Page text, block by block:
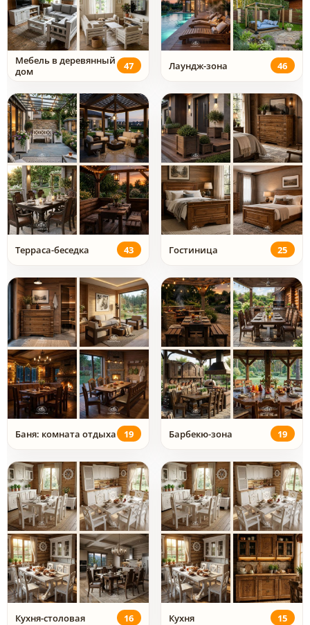
Мебель в деревянный
дом
47 Лаундж-зона 46
Терраса-беседка 43 Гостиница 25
Баня: комната отдыха 19 Барбекю-зона 19
Кухня-столовая 16 Кухня 15